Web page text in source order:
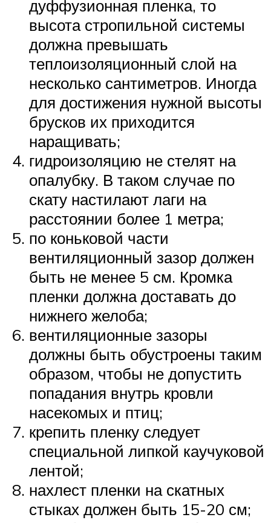
дуффузионная пленка, то
высота стропильной системы
должна превышать
теплоизоляционный слой на
несколько сантиметров. Иногда
для достижения нужной высоты
брусков их приходится
наращивать;
гидроизоляцию не стелят на
опалубку. В таком случае по
скату настилают лаги на
расстоянии более 1 метра;
по коньковой части
вентиляционный зазор должен
быть не менее 5 см. Кромка
пленки должна доставать до
нижнего желоба;
вентиляционные зазоры
должны быть обустроены таким
образом, чтобы не допустить
попадания внутрь кровли
насекомых и птиц;
крепить пленку следует
специальной липкой каучуковой
лентой;
нахлест пленки на скатных
стыках должен быть 15-20 см;